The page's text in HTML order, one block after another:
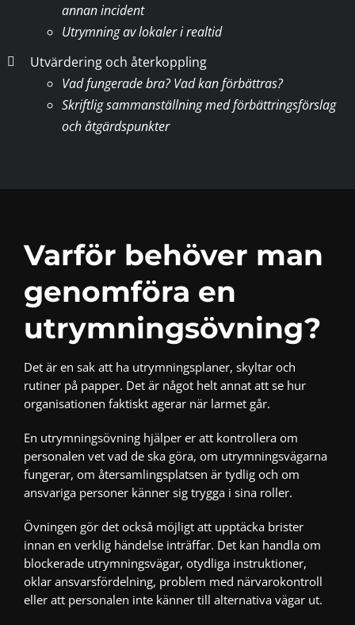
annan incident
Utrymning av lokaler i realtid
Utvärdering och återkoppling
Vad fungerade bra? Vad kan förbättras?
Skriftlig sammanställning med förbättringsförslag
och åtgärdspunkter
Varför behöver man
genomföra en
utrymningsövning?
Det är en sak att ha utrymningsplaner, skyltar och
rutiner på papper. Det är något helt annat att se hur
organisationen faktiskt agerar när larmet går.
En utrymningsövning hjälper er att kontrollera om
personalen vet vad de ska göra, om utrymningsvägarna
fungerar, om återsamlingsplatsen är tydlig och om
ansvariga personer känner sig trygga i sina roller.
Övningen gör det också möjligt att upptäcka brister
innan en verklig händelse inträffar. Det kan handla om
blockerade utrymningsvägar, otydliga instruktioner,
oklar ansvarsfördelning, problem med närvarokontroll
eller att personalen inte känner till alternativa vägar ut.